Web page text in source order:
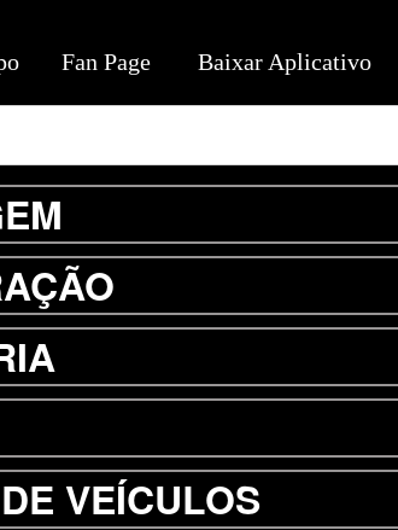
VEÍCULOS
Fan Page Baixar Aplicativo